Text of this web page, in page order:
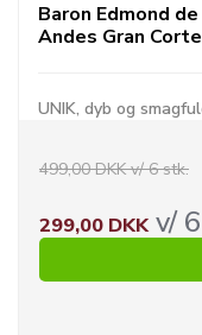
Baron Edmond
Andes Gran
UNIK, dyb og
499,00 DKK v/ 6 stk.
299,00 DKKv/